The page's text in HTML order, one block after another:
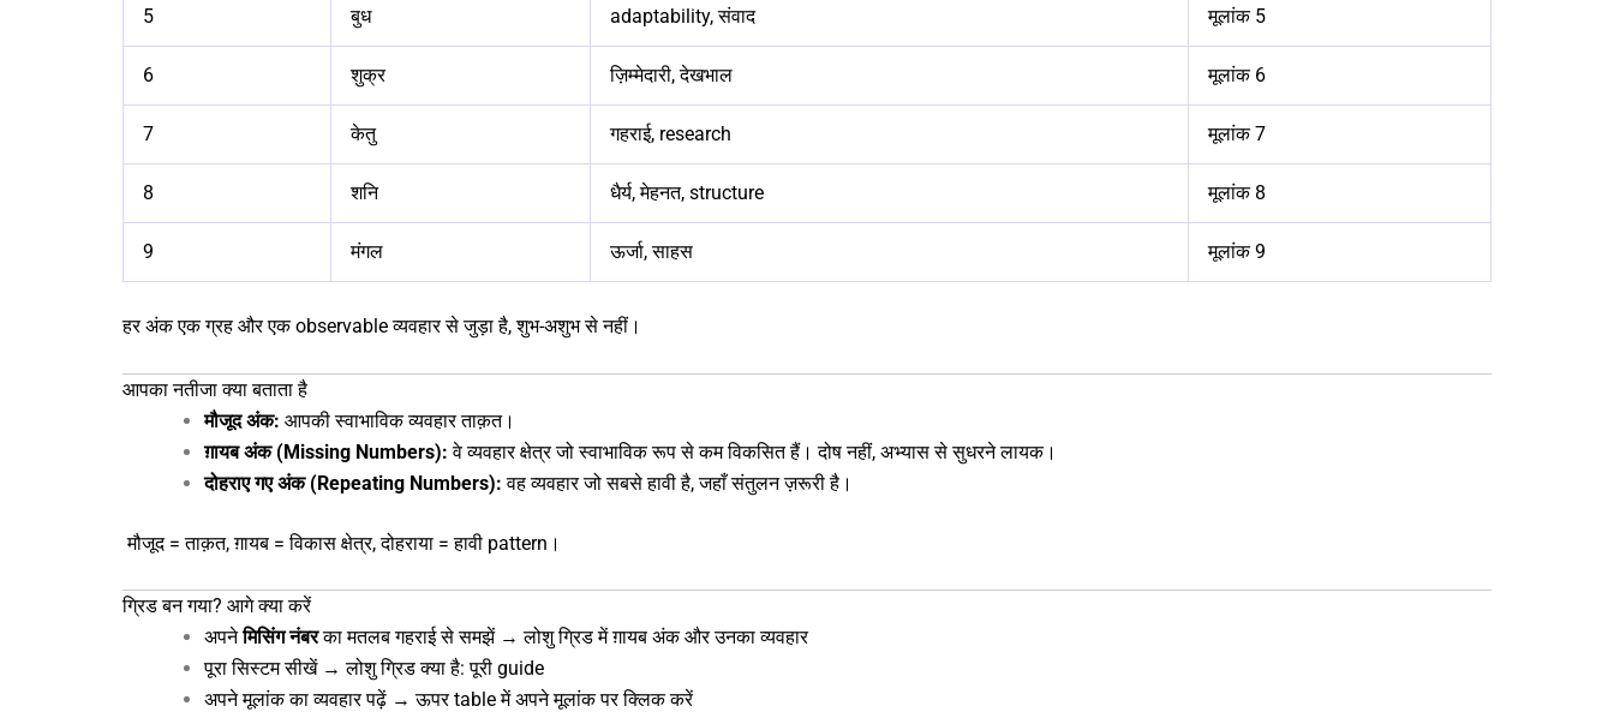
5 बुध adaptability, संवाद मूलांक 5
6 शुक्र ज़िम्मेदारी, देखभाल मूलांक 6
7 केतु गहराई, research मूलांक 7
8 शनि धैर्य, मेहनत, structure मूलांक 8
9 मंगल ऊर्जा, साहस मूलांक 9
हर अंक एक ग्रह और एक observable व्यवहार से जुड़ा है, शुभ-अशुभ से नहीं।
आपका नतीजा क्या बताता है
मौजूद अंक: आपकी स्वाभाविक व्यवहार ताक़त।
ग़ायब अंक (Missing Numbers): वे व्यवहार क्षेत्र जो स्वाभाविक रूप से कम विकसित हैं। दोष नहीं, अभ्यास से सुधरने लायक।
दोहराए गए अंक (Repeating Numbers): वह व्यवहार जो सबसे हावी है, जहाँ संतुलन ज़रूरी है।
मौजूद = ताक़त, ग़ायब = विकास क्षेत्र, दोहराया = हावी pattern।
ग्रिड बन गया? आगे क्या करें
अपनेमिसिंग नंबरका मतलब गहराई से समझें →लोशु ग्रिड में ग़ायब अंक और उनका व्यवहार
पूरा सिस्टम सीखें →लोशु ग्रिड क्या है: पूरी guide
अपने मूलांक का व्यवहार पढ़ें → ऊपर table में अपने मूलांक पर क्लिक करें